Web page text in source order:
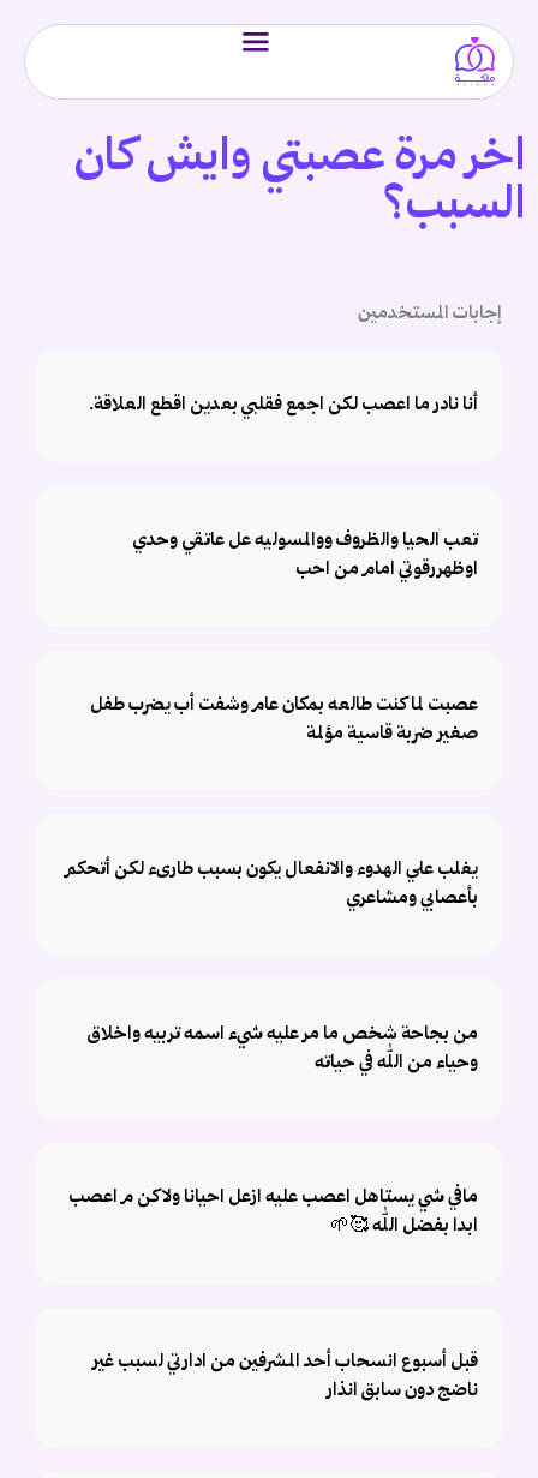
اخر مرة عصبتي وايش كان
السبب؟
إجابات المستخدمين
أنا نادر ما اعصب لكن اجمع فقلبي بعدين اقطع العلاقة.
تعب الحيا والظروف ووالمسوليه عل عاتقي وحدي
اوظهررقوتي امام من احب
عصبت لما كنت طالعه بمكان عام وشفت أب يضرب طفل
صغير ضربة قاسية مؤلمة
يغلب علي الهدوء والانفعال يكون بسبب طارىء لكن أتحكم
بأعصابي ومشاعري
من بجاحة شخص ما مر عليه شيء اسمه تربيه واخلاق
وحياء من الله في حياته
مافي شي يستاهل اعصب عليه ازعل احيانا ولاكن م اعصب
ابدا بفضل الله 🥰🌱
قبل أسبوع انسحاب أحد المشرفين من ادارتي لسبب غير
ناضج دون سابق انذار